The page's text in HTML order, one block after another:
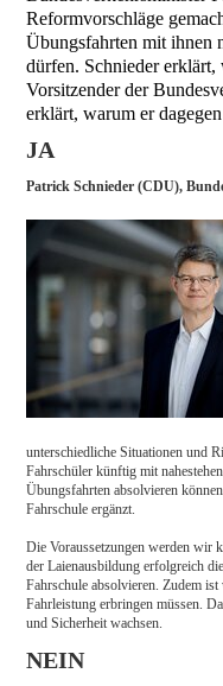
Reformvorschläge
Übungsfahrten mit ihnen
dürfen. Schnieder
Vorsitzender der
erklärt, warum er
JA
Patrick Schnieder (CDU),
unterschiedliche Situationen und
Fahrschüler künftig mit
Übungsfahrten absolvieren
Fahrschule ergänzt.
Die Voraussetzungen werden wir
der Laienausbildung erfolgreich
Fahrschule absolvieren. Zudem
Fahrleistung erbringen müssen.
und Sicherheit wachsen.
NEIN